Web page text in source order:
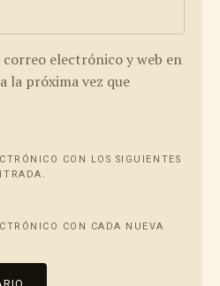
electrónico y web en
la próxima vez que
CON LOS SIGUIENTES
CON CADA NUEVA